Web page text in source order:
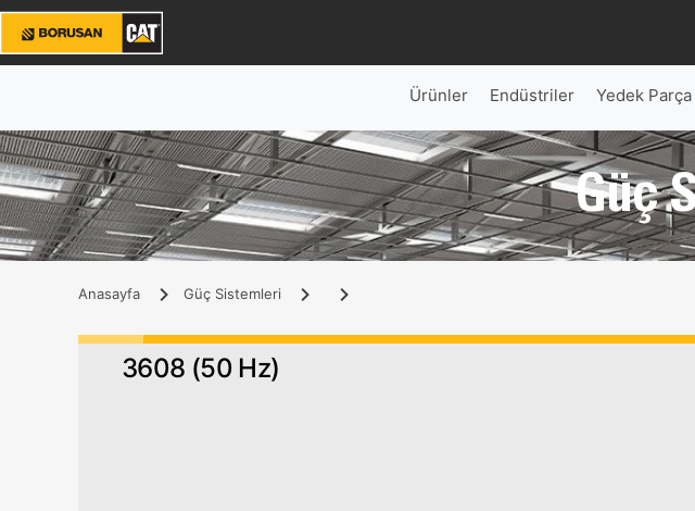
Ürünler Endüstriler Yedek Parça
Güç
Anasayfa Güç Sistemleri
3608 (50 Hz)